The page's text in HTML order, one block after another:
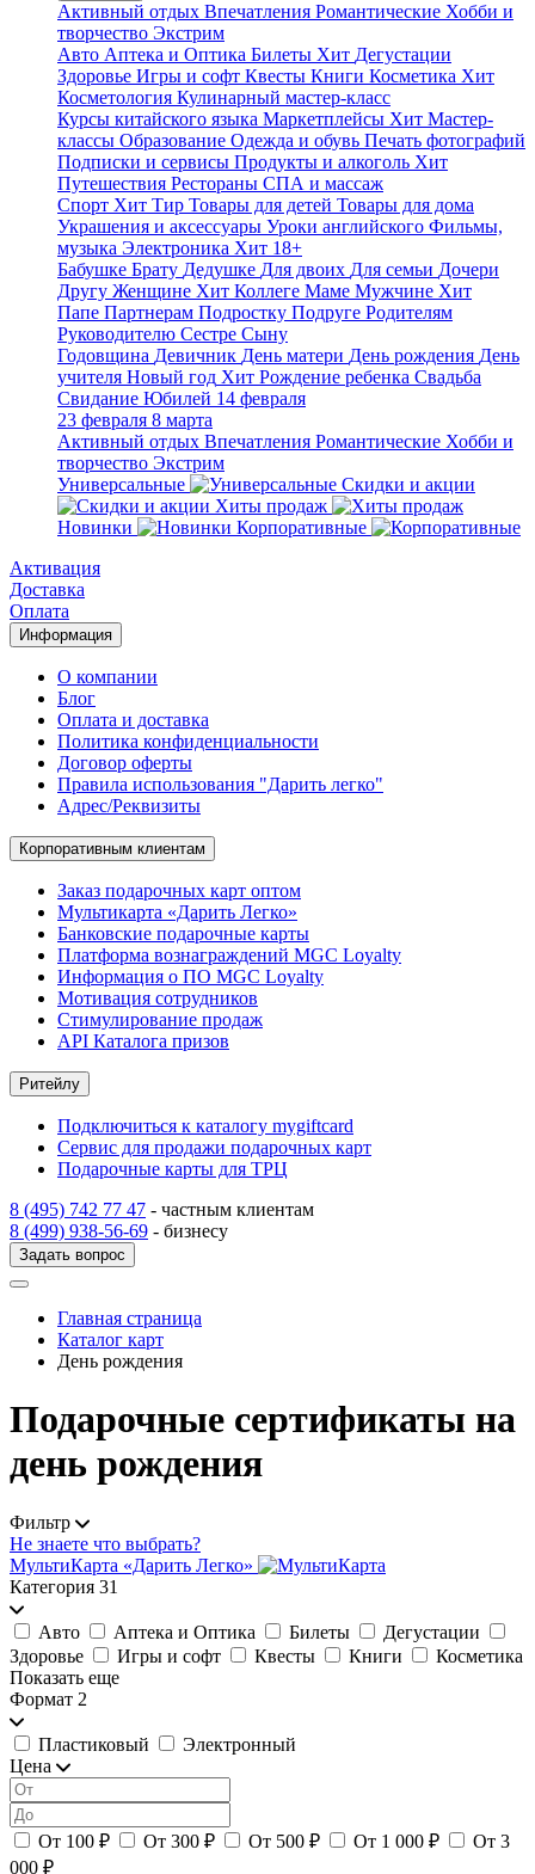
Активный отдых Впечатления Романтические Хобби и
творчество Экстрим
Авто Аптека и Оптика Билеты Хит Дегустации
Здоровье Игры и софт Квесты Книги Косметика Хит
Косметология Кулинарный мастер-класс
Курсы китайского языка Маркетплейсы Хит Мастер-
классы Образование Одежда и обувь Печать фотографий
Подписки и сервисы Продукты и алкоголь Хит
Путешествия Рестораны СПА и массаж
Спорт Хит Тир Товары для детей Товары для дома
Украшения и аксессуары Уроки английского Фильмы,
музыка Электроника Хит 18+
Бабушке Брату Дедушке Для двоих Для семьи Дочери
Другу Женщине Хит Коллеге Маме Мужчине Хит
Папе Партнерам Подростку Подруге Родителям
Руководителю Сестре Сыну
Годовщина Девичник День матери День рождения День
учителя Новый год Хит Рождение ребенка Свадьба
Свидание Юбилей 14 февраля
23 февраля 8 марта
Активный отдых Впечатления Романтические Хобби и
творчество Экстрим
Универсальные
Скидки и акции
Хиты продаж
Новинки
Корпоративные
Активация
Доставка
Оплата
Информация
О компании
Блог
Оплата и доставка
Политика конфиденциальности
Договор оферты
Правила использования "Дарить легко"
Адрес/Реквизиты
Корпоративным клиентам
Заказ подарочных карт оптом
Мультикарта «Дарить Легко»
Банковские подарочные карты
Платформа вознаграждений MGC Loyalty
Информация о ПО MGC Loyalty
Мотивация сотрудников
Стимулирование продаж
API Каталога призов
Ритейлу
Подключиться к каталогу mygiftcard
Сервис для продажи подарочных карт
Подарочные карты для ТРЦ
8 (495) 742 77 47 - частным клиентам
8 (499) 938-56-69 - бизнесу
Задать вопрос
Главная страница
Каталог карт
День рождения
Подарочные сертификаты на
день рождения
Фильтр
Не знаете что выбрать?
МультиКарта «Дарить Легко»
Категория 31
Авто Аптека и Оптика Билеты
Дегустации
Здоровье
Игры и софт Квесты Книги
Косметика
Показать еще
Формат 2
Пластиковый
Электронный
Цена
От 100 ₽ От 300 ₽ От 500 ₽ От 1 000 ₽
От 3
000 ₽